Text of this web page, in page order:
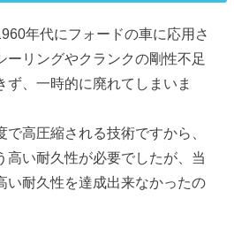
年代にフォードの車に応用さ
ーリングやクランクの剛性不足
ず、一時的に廃れてしまいま
高圧縮される技術ですから、
高い耐久性が必要でしたが、当
い耐久性を達成出来なかったの